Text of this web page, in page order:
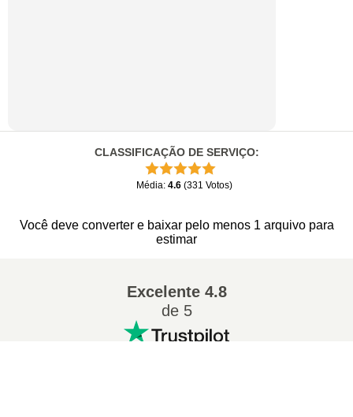
CLASSIFICAÇÃO DE SERVIÇO:
Média: 4.6 (331 Votos)
Você deve converter e baixar pelo menos 1 arquivo para
estimar
Excelente4.8
de 5